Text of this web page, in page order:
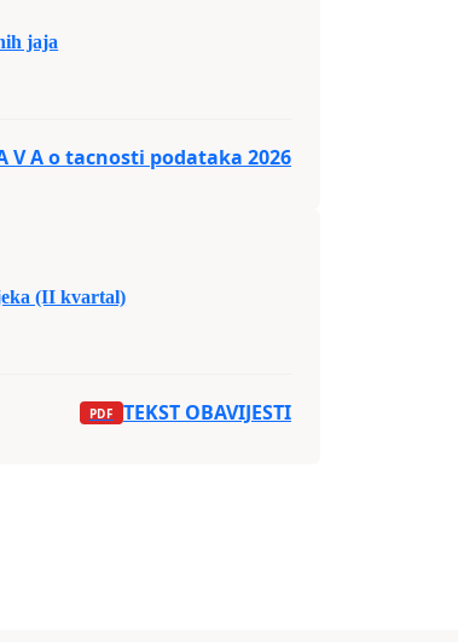
jaja
V A o tacnosti podataka 2026
(II kvartal)
TEKST OBAVIJESTI